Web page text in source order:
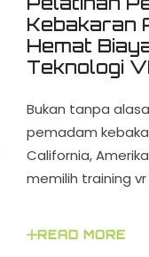
Kebakaran
Hemat
Teknologi
Bukan tanpa
pemadam
California,
memilih training
READ MORE